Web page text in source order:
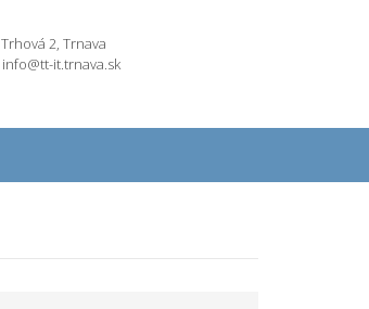
Trhová 2, Trnava
info@tt-it.trnava.sk